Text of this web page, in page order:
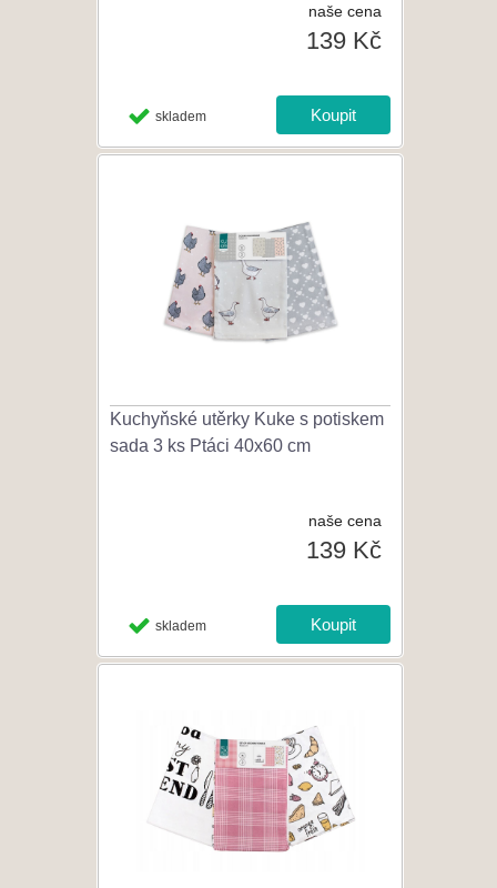
naše cena
139 Kč
skladem
Kuchyňské utěrky Kuke s potiskem
sada 3 ks Ptáci 40x60 cm
naše cena
139 Kč
skladem